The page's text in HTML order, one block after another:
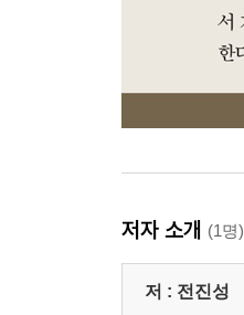
저자 소개 (1명)
저 : 전진성